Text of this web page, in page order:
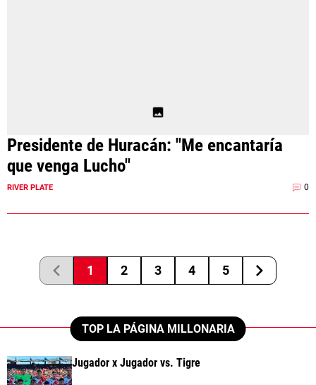
Presidente de Huracán: "Me encantaría
que venga Lucho"
RIVER PLATE 0
1 2 3 4 5
TOP LA PÁGINA MILLONARIA
Jugador x Jugador vs. Tigre